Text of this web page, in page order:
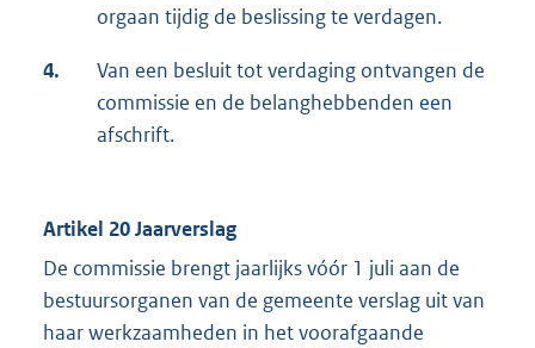
orgaan tijdig de beslissing te verdagen.
4.
Van een besluit tot verdaging ontvangen de
commissie en de belanghebbenden een
afschrift.
Artikel 20 Jaarverslag
De commissie brengt jaarlijks vóór 1 juli aan de
bestuursorganen van de gemeente verslag uit van
haar werkzaamheden in het voorafgaande